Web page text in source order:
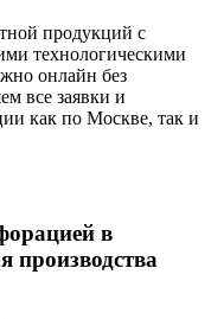
продукций с
технологическими
онлайн без
все заявки и
как по Москве, так и
в
производства